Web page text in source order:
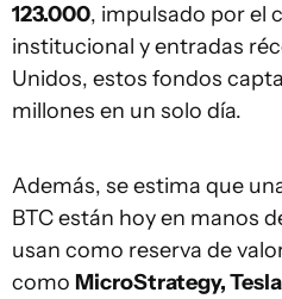
123.000, impulsado por el
institucional y entradas
Unidos, estos fondos
millones en un solo día.
Además, se estima que
BTC están hoy en manos
usan como reserva de
como MicroStrategy,